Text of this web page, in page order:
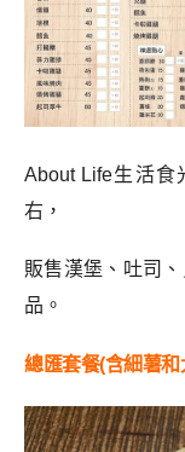
About Life生活食
右，
販售漢堡、吐司
品。
總匯套餐(含細薯和